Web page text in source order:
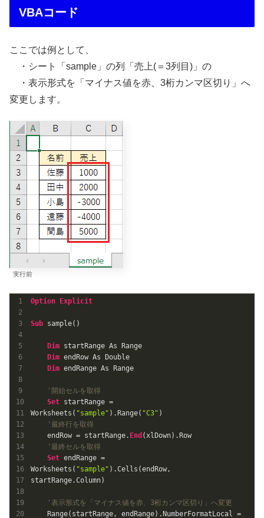
VBAコード
ここでは例として、
・シート「sample」の列「売上(＝3列目)」の
・表示形式を「マイナス値を赤、3桁カンマ区切り」へ
変更します。
実行前
Option Explicit
Sub sample()
Dim startRange As Range
Dim endRow As Double
Dim endRange As Range
'開始セルを取得
Set startRange =
Worksheets( "sample" ).Range( "C3" )
'最終行を取得
    endRow = startRange.
End (xlDown).Row
'最終セルを取得
Set endRange =
Worksheets( "sample" ).Cells(endRow,
startRange.Column)
'表示形式を「マイナス値を赤、3桁カンマ区切り」へ変更